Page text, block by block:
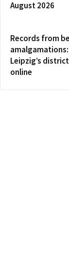
August 2026
Records from
Leipzig’s
online